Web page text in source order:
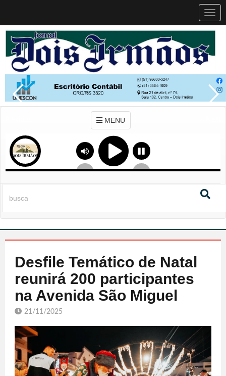
MENU
Desfile Temático de Natal
reunirá 200 participantes
na Avenida São Miguel
21/11/2025